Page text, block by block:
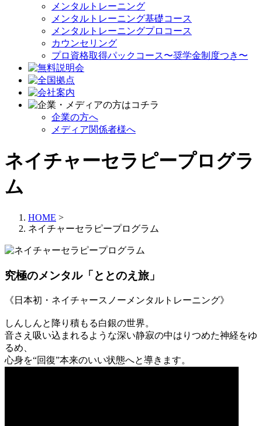
メンタルトレーニング
メンタルトレーニング基礎コース
メンタルトレーニングプロコース
カウンセリング
プロ資格取得パックコース〜奨学金制度つき〜
企業の方へ
メディア関係者様へ
ネイチャーセラピープログラ
ム
HOME >
ネイチャーセラピープログラム
究極のメンタル「ととのえ旅」
《日本初・ネイチャースノーメンタルトレーニング》
しんしんと降り積もる白銀の世界。
音さえ吸い込まれるような深い静寂の中はりつめた神経をゆ
るめ、
心身を“回復”本来のいい状態へと導きます。